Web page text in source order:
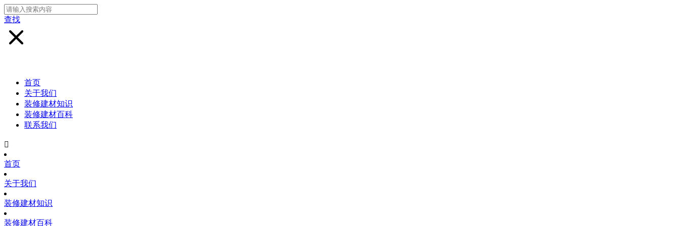
查找
首页
关于我们
装修建材知识
装修建材百科
联系我们

首页
关于我们
装修建材知识
装修建材百科